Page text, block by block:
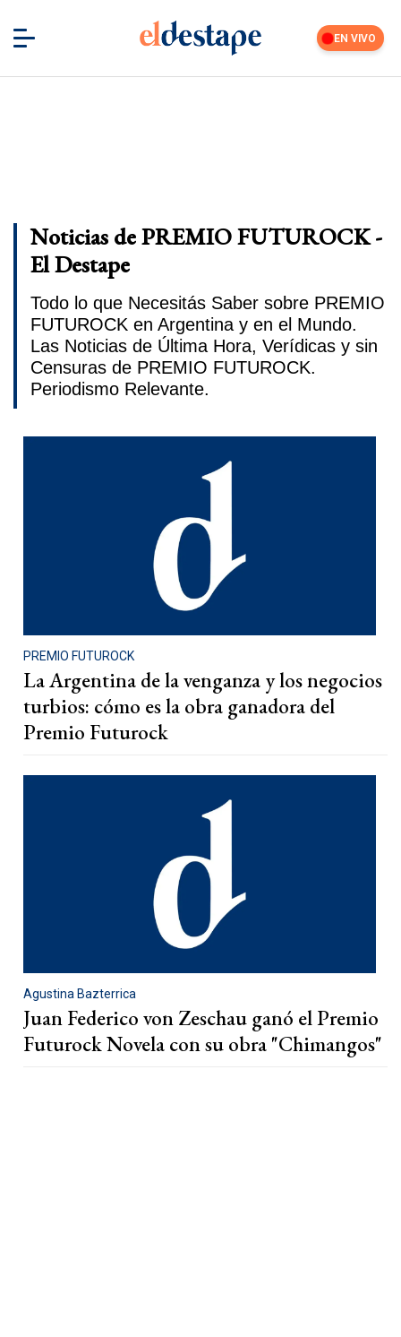
EN VIVO
Noticias de PREMIO FUTUROCK -
El Destape
Todo lo que Necesitás Saber sobre PREMIO
FUTUROCK en Argentina y en el Mundo.
Las Noticias de Última Hora, Verídicas y sin
Censuras de PREMIO FUTUROCK.
Periodismo Relevante.
PREMIO FUTUROCK
La Argentina de la venganza y los negocios
turbios: cómo es la obra ganadora del
Premio Futurock
Agustina Bazterrica
Juan Federico von Zeschau ganó el Premio
Futurock Novela con su obra "Chimangos"